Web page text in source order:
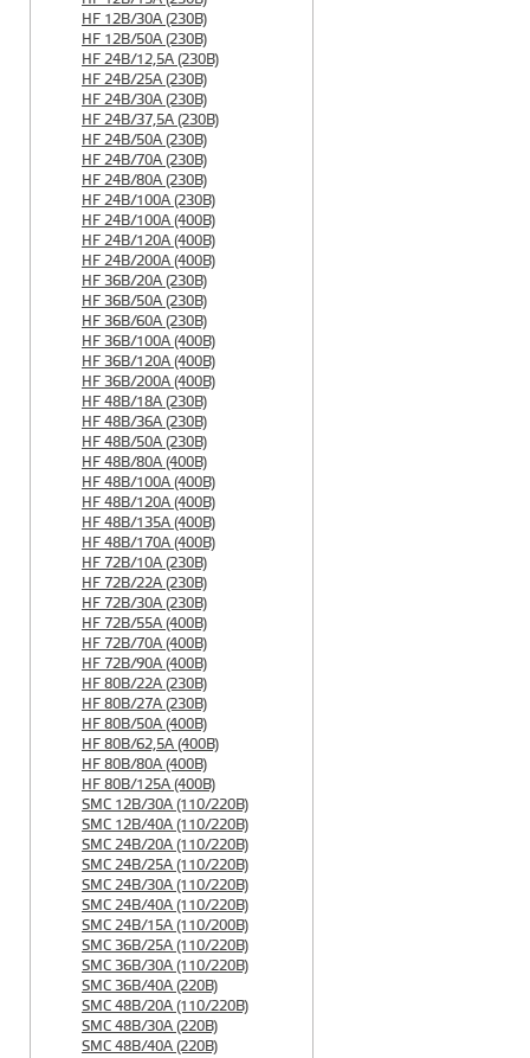
HF 12B/30A (230B)
HF 12B/50A (230B)
HF 24B/12,5A (230B)
HF 24B/25A (230B)
HF 24B/30A (230B)
HF 24B/37,5A (230B)
HF 24B/50A (230B)
HF 24B/70A (230B)
HF 24B/80A (230B)
HF 24B/100A (230B)
HF 24B/100A (400B)
HF 24B/120A (400B)
HF 24B/200A (400B)
HF 36B/20A (230B)
HF 36B/50A (230B)
HF 36B/60A (230B)
HF 36B/100A (400B)
HF 36B/120A (400B)
HF 36B/200A (400B)
HF 48B/18A (230B)
HF 48B/36A (230B)
HF 48B/50A (230B)
HF 48B/80A (400B)
HF 48B/100A (400B)
HF 48B/120A (400B)
HF 48B/135A (400B)
HF 48B/170A (400B)
HF 72B/10A (230B)
HF 72B/22A (230B)
HF 72B/30A (230B)
HF 72B/55A (400B)
HF 72B/70A (400B)
HF 72B/90A (400B)
HF 80B/22A (230B)
HF 80B/27A (230B)
HF 80B/50A (400B)
HF 80B/62,5A (400B)
HF 80B/80A (400B)
HF 80B/125A (400B)
SMC 12B/30A (110/220B)
SMC 12B/40A (110/220B)
SMC 24B/20A (110/220B)
SMC 24B/25A (110/220B)
SMC 24B/30A (110/220B)
SMC 24B/40A (110/220B)
SMC 24B/15A (110/200B)
SMC 36B/25A (110/220B)
SMC 36B/30A (110/220B)
SMC 36B/40A (220B)
SMC 48B/20A (110/220B)
SMC 48B/30A (220B)
SMC 48B/40A (220B)